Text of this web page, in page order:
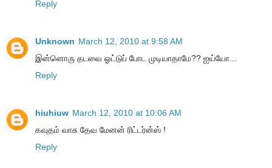
Reply
Unknown March 12, 2010 at 9:58 AM
இன்னொரு தடவை ஓட்டுப் போட முடியாதாமே?? ஐய்யோ...
Reply
hiuhiuw March 12, 2010 at 10:06 AM
கவுதம் வாசு தேவ மேனன் ரிட்டர்ன்ஸ் !
Reply